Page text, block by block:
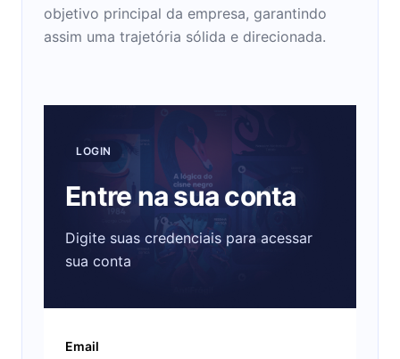
objetivo principal da empresa, garantindo
assim uma trajetória sólida e direcionada.
LOGIN
Entre na sua conta
Digite suas credenciais para acessar
sua conta
Email